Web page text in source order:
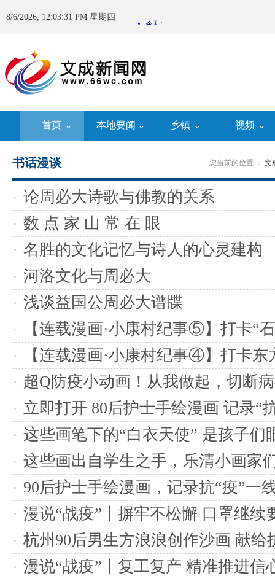
8/6/2026, 12:03:31 PM 星期四
首页 本地要闻 乡镇 视频
您当前的位置 ： 文
书话漫谈
论周必大诗歌与佛教的关系
数 点 家 山 常 在 眼
名胜的文化记忆与诗人的心灵建构
河洛文化与周必大
浅谈益国公周必大谱牒
【连载漫画·小康村纪事⑤】打卡“
【连载漫画·小康村纪事④】打卡东
超Q防疫小动画！从我做起，切断
立即打开 80后护士手绘漫画 记录“
瞬间
这些画笔下的“白衣天使” 是孩子们
这些画出自学生之手，乐清小画家
90后护士手绘漫画，记录抗“疫”一
漫说“战疫”丨摒牢不松懈 口罩继续
杭州90后男生方浪浪创作沙画 献给
漫说“战疫”丨复工复产 精准推进信